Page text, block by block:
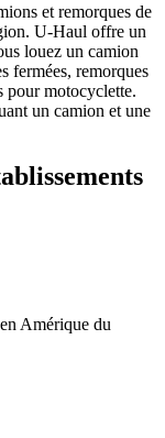
et remorques de
U-Haul offre un
louez un camion
fermées, remorques
pour motocyclette.
un camion et une
Amérique du